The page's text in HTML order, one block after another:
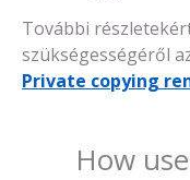
További
szükségességéről
Private copying
How